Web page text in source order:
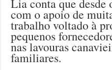
Lia conta que
com o apoio de
trabalho voltado à
pequenos
nas lavouras
familiares.